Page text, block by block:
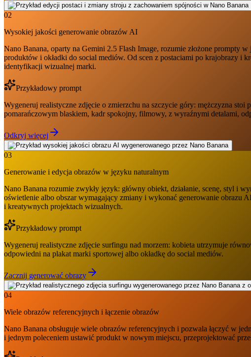
02
Wysokiej jakości generowanie obrazów AI
Nano Banana, oparty na Gemini 2.5 Flash Image, rozumie złożone prompty
produktów i okładki do social mediów. Od scen z postaciami po krajobrazy i
identyfikacji wizualnej marki.
Przykładowy prompt
Wygeneruj realistyczne zdjęcie o zmierzchu na szczycie góry: mężczyzna stoi
pomarańczowym blaskiem, kadr spokojny, filmowy, z wyraźnymi detalami,
Odkryj więcej
03
Generowanie i edycja obrazów w języku naturalnym
Nano Banana rozumie zwykły język: główny obiekt, działanie, scenę, styl i
oświetlenie albo obszar wymagający zmiany i wykonać generowanie obrazu
i kreatywnych projektach wizualnych.
Przykładowy prompt
Wygeneruj realistyczne zdjęcie surfingu nad morzem: kobieta utrzymuje
odpowiedni na plakat marki sportowej albo okładkę do social mediów.
Zacznij generować obrazy
04
Wiele obrazów referencyjnych i łączenie obrazów
Nano Banana obsługuje wiele obrazów referencyjnych i pozwala łączyć w
i jednym poleceniem ustawić produkt w nowym miejscu, przeprojektować